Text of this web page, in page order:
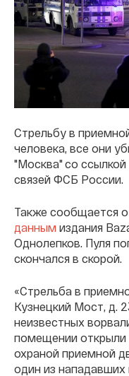
Стрельбу в
человека, все они
"Москва" со
связей ФСБ России.
Также сообщается
данным издания
Однолепков. Пуля
скончался в скорой.
«Стрельба в
Кузнецкий Мост, д.
неизвестных
помещении открыли
охраной приемной
один из нападавших